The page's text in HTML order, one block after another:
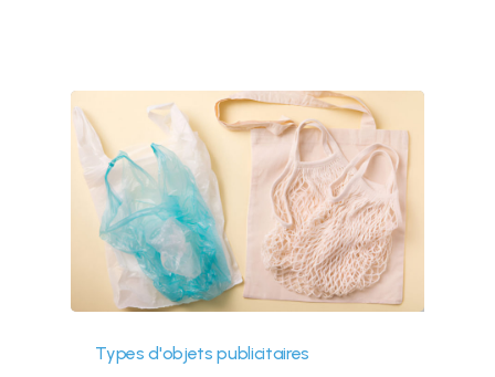
Types d'objets publicitaires